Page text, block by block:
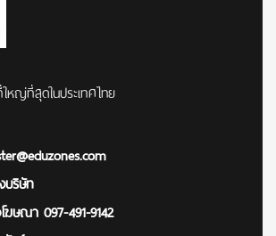
ญ่ที่สุดในประเทศไทย
บริษัท
ษณา 097-491-9142